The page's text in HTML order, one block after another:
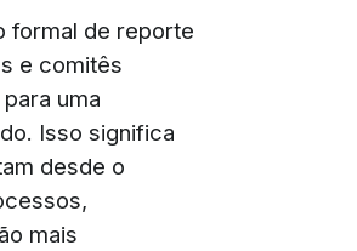
formal de reporte
e comitês
uma
Isso significa
desde o
mais